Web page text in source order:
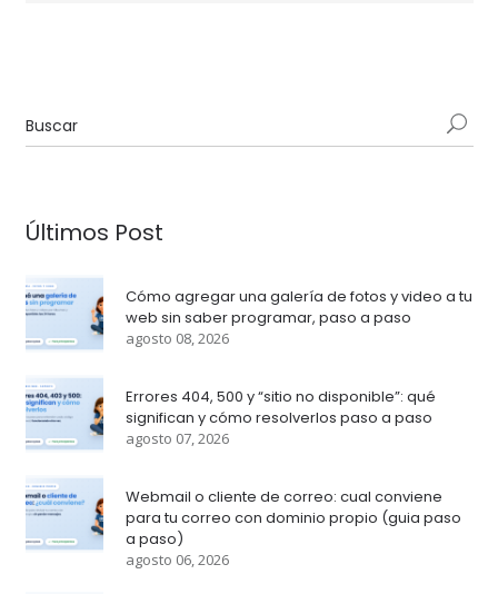
Últimos Post
Cómo agregar una galería de fotos y video a tu
web sin saber programar, paso a paso
agosto 08, 2026
Errores 404, 500 y “sitio no disponible”: qué
significan y cómo resolverlos paso a paso
agosto 07, 2026
Webmail o cliente de correo: cual conviene
para tu correo con dominio propio (guia paso
a paso)
agosto 06, 2026